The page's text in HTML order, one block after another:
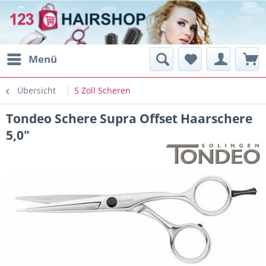
Menü
Übersicht 5 Zoll Scheren
Tondeo Schere Supra Offset Haarschere
5,0"